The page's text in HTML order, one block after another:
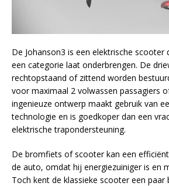
De Johanson3 is een elektrische scooter
een categorie laat onderbrengen. De
rechtopstaand of zittend worden
voor maximaal 2 volwassen passagiers
ingenieuze ontwerp maakt gebruik van
technologie en is goedkoper dan een
elektrische trapondersteuning.
De bromfiets of scooter kan een
de auto, omdat hij energiezuiniger is en
Toch kent de klassieke scooter een paar